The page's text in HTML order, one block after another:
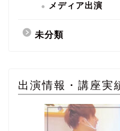
メディア出演
未分類
出演情報・講座実